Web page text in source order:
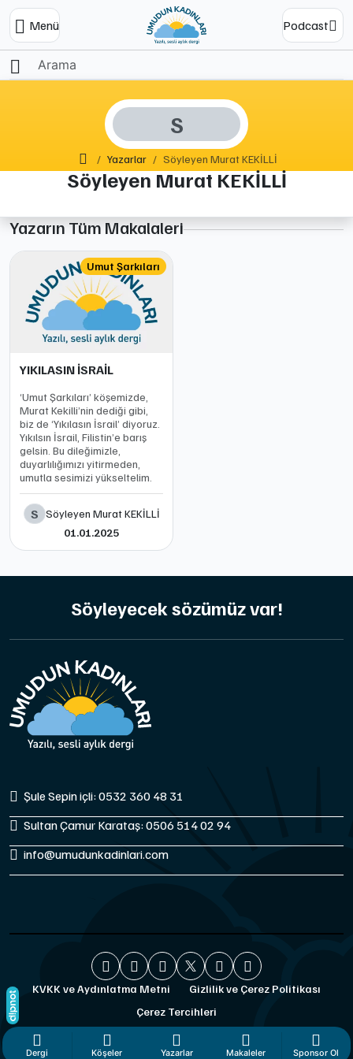
Menü Podcast
S
Ana SayfaYazarlar Söyleyen Murat KEKİLLİ
Söyleyen Murat KEKİLLİ
Yazarın Tüm Makalaleri
Umut Şarkıları
YIKILASIN İSRAİL
‘Umut Şarkıları’ köşemizde,
Murat Kekilli’nin dediği gibi,
biz de ‘Yıkılasın İsrail’ diyoruz.
Yıkılsın İsrail, Filistin’e barış
gelsin. Bu dileğimizle,
duyarlılığımızı yitirmeden,
umutla sesimizi yükseltelim.
S Söyleyen Murat KEKİLLİ
01.01.2025
Söyleyecek sözümüz var!
Şule Sepin içli: 0532 360 48 31
Sultan Çamur Karataş: 0506 514 02 94
info@umudunkadinlari.com
KVKK ve Aydınlatma Metni
Gizlilik ve Çerez Politikası
Çerez Tercihleri
Dergi Köşeler Yazarlar Makaleler Sponsor Ol